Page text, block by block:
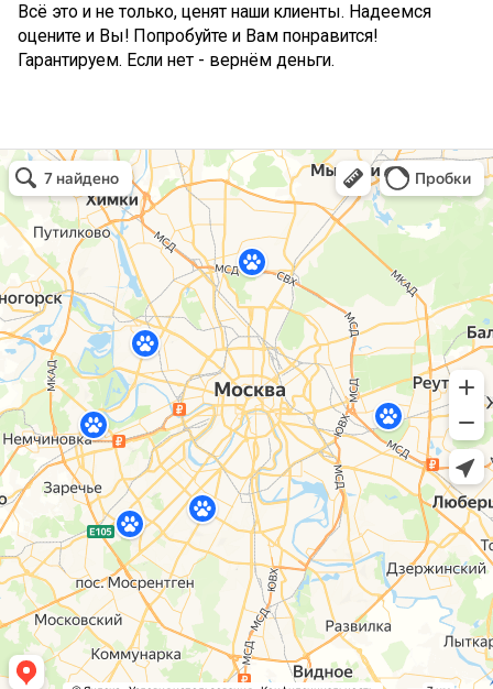
Всё это и не только, ценят наши клиенты. Надеемся
оцените и Вы! Попробуйте и Вам понравится!
Гарантируем. Если нет - вернём деньги.